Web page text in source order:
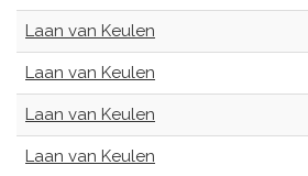
Laan van Keulen
Laan van Keulen
Laan van Keulen
Laan van Keulen